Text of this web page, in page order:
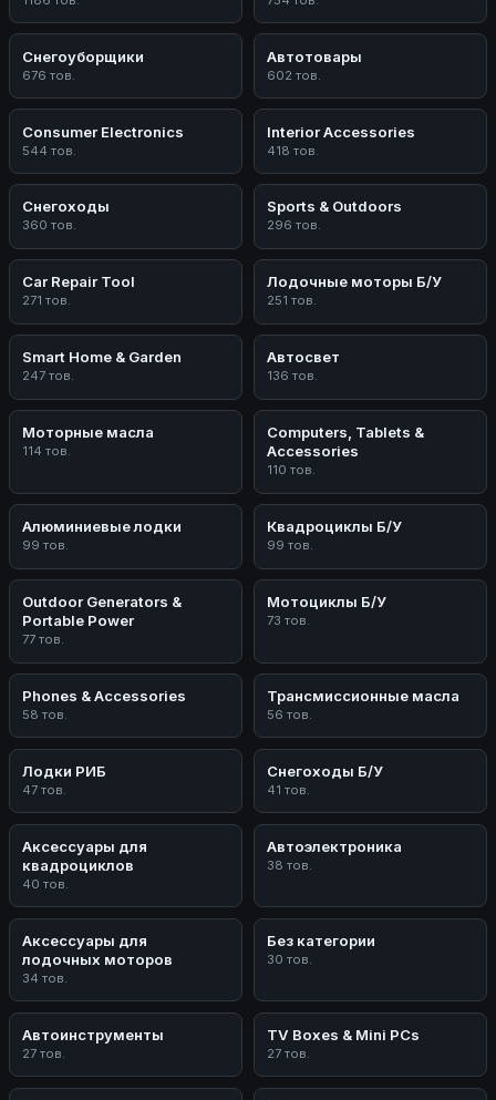
Снегоуборщики
676 тов.
Автотовары
602 тов.
Consumer Electronics
544 тов.
Interior Accessories
418 тов.
Снегоходы
360 тов.
Sports & Outdoors
296 тов.
Car Repair Tool
271 тов.
Лодочные моторы Б/У
251 тов.
Smart Home & Garden
247 тов.
Автосвет
136 тов.
Моторные масла
114 тов.
Computers, Tablets &
Accessories
110 тов.
Алюминиевые лодки
99 тов.
Квадроциклы Б/У
99 тов.
Outdoor Generators &
Portable Power
77 тов.
Мотоциклы Б/У
73 тов.
Phones & Accessories
58 тов.
Трансмиссионные масла
56 тов.
Лодки РИБ
47 тов.
Снегоходы Б/У
41 тов.
Аксессуары для
квадроциклов
40 тов.
Автоэлектроника
38 тов.
Аксессуары для
лодочных моторов
34 тов.
Без категории
30 тов.
Автоинструменты
27 тов.
TV Boxes & Mini PCs
27 тов.